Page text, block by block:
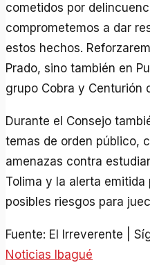
cometidos por
comprometemos a dar
estos hechos.
Prado, sino también en
grupo Cobra y Centurión
Durante el Consejo
temas de orden público,
amenazas contra
Tolima y la alerta emitida
posibles riesgos para
Fuente: El Irreverente |
Noticias Ibagué